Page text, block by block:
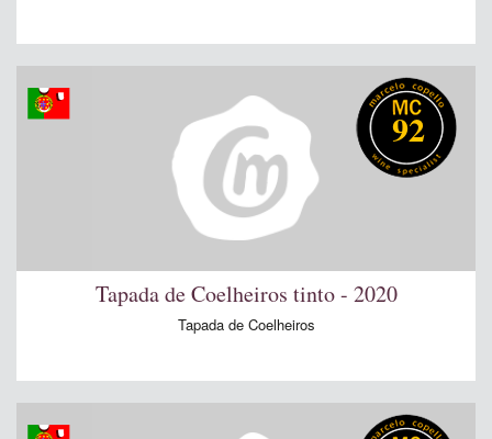
92
Tapada de Coelheiros tinto - 2020
Tapada de Coelheiros